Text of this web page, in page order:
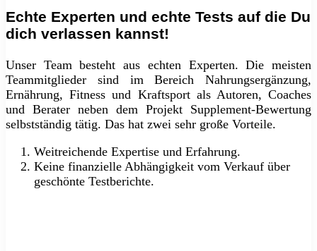
Echte Experten und echte Tests auf die Du
dich verlassen kannst!
Unser Team besteht aus echten Experten. Die meisten
Teammitglieder sind im Bereich Nahrungsergänzung,
Ernährung, Fitness und Kraftsport als Autoren, Coaches
und Berater neben dem Projekt Supplement-Bewertung
selbstständig tätig. Das hat zwei sehr große Vorteile.
Weitreichende Expertise und Erfahrung.
Keine finanzielle Abhängigkeit vom Verkauf über
geschönte Testberichte.